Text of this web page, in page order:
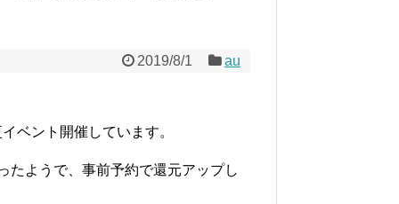
2019/8/1 au
ベント開催しています。
たようで、事前予約で還元アップし